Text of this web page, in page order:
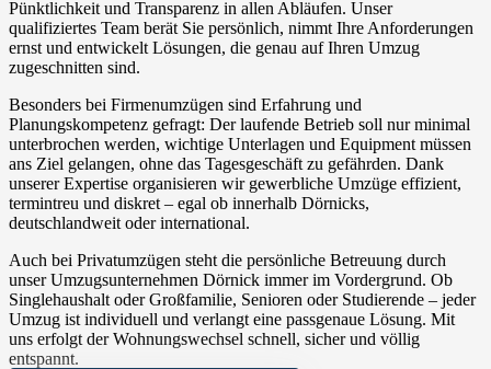
Pünktlichkeit und Transparenz in allen Abläufen. Unser
qualifiziertes Team berät Sie persönlich, nimmt Ihre Anforderungen
ernst und entwickelt Lösungen, die genau auf Ihren Umzug
zugeschnitten sind.
Besonders bei Firmenumzügen sind Erfahrung und
Planungskompetenz gefragt: Der laufende Betrieb soll nur minimal
unterbrochen werden, wichtige Unterlagen und Equipment müssen
ans Ziel gelangen, ohne das Tagesgeschäft zu gefährden. Dank
unserer Expertise organisieren wir gewerbliche Umzüge effizient,
termintreu und diskret – egal ob innerhalb Dörnicks,
deutschlandweit oder international.
Auch bei Privatumzügen steht die persönliche Betreuung durch
unser Umzugsunternehmen Dörnick immer im Vordergrund. Ob
Singlehaushalt oder Großfamilie, Senioren oder Studierende – jeder
Umzug ist individuell und verlangt eine passgenaue Lösung. Mit
uns erfolgt der Wohnungswechsel schnell, sicher und völlig
entspannt.